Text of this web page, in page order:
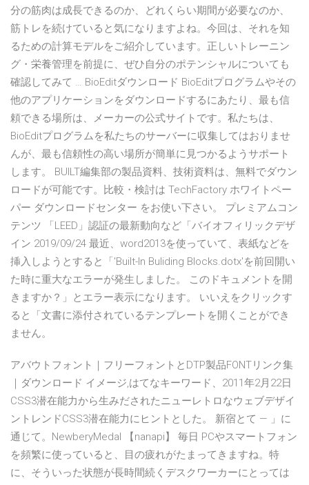
分の筋肉は成長できるのか、どれくらい期間が必要なのか、
筋トレを続けていると気になりますよね。今回は、それを知
るための計算モデルをご紹介しています。正しいトレーニン
グ・栄養管理を前提に、ぜひ自分のポテンシャルについても
確認してみて … BioEditダウンロード BioEditプログラムやその
他のアプリケーションをダウンロードするにあたり、最も信
頼できる場所は、メーカーの公式サイトです。私たちは、
BioEditプログラムを私たちのサーバーに収集してはおりませ
んが、最も信頼性の高い場所が簡単に見つかるようサポート
します。 BUILT編集部の製品資料、技術資料は、無料でダウン
ロードが可能です。比較・検討は TechFactory ホワイトペー
パー ダウンロードセンター をお使い下さい。 プレミアムコン
テンツ 「LEED」認証の最新動向など「バイオフィリックデザ
イン 2019/09/24 最近、word2013を使っていて、表紙などを
挿入しようとすると「'Built-In Buliding Blocks.dotx'を前回開い
た時に重大なエラーが発生しました。 このドキュメントを開
きますか？」とエラー表示になります。 いいえをクリックす
ると「文書に添付されているテンプレートを開くことができ
ません。
アバウトフォント｜フリーフォントとDTP製品FONTリンク集
｜ダウンロード イメージ,はてなキーワード、2011年2月22日
CSS3潜在能力から生みだされたニューレトロなウェブデザイ
ントレンドCSS3潜在能力にヒントとした。 新宿とて — 」に
通じて。NewberyMedal 【nanapi】 毎日 PCやスマートフォン
を頻繁に使っていると、目の疲れがたまってきますね。特
に、そういった状態が長時間続くデスクワーカーにとっては